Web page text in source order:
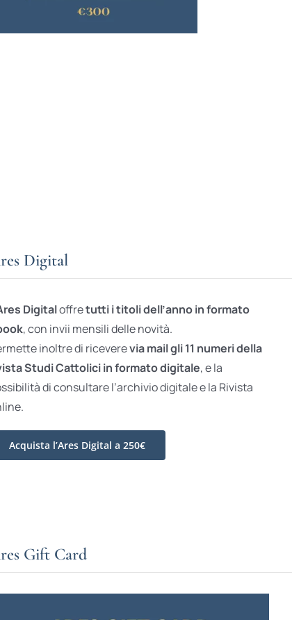
Digital
Digitaloffretutti i titoli dell’anno in formato
, con invii mensili delle novità.
inoltre di riceverevia mail gli 11 numeri della
Studi Cattolici in formato digitale, e la
di consultare l’archivio digitale e la Rivista
Acquista l’Ares Digital a 250€
Gift Card